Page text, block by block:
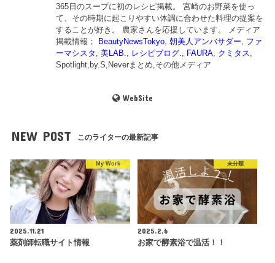
365日のスープに初のレシピ掲載。 宮崎のお野菜を使っ
て、その時期に起こりやすい体調に合わせた料理の提案を
することが好き。 農家さんを応援しています。 メディア
掲載情報； BeautyNewsTokyo ,朝美人アンバサダー
ファ
ーマシスタ
,美LAB. レシピブログ. FAURA クミタス
Spotlight,by.S,Neverまとめ,その他メディア
WebSite
NEW POST このライターの最新記事
My Work
2025.11.21
薬剤師転職サイト情報
未分類
2025.2.6
お家で酵素浴で温活！！